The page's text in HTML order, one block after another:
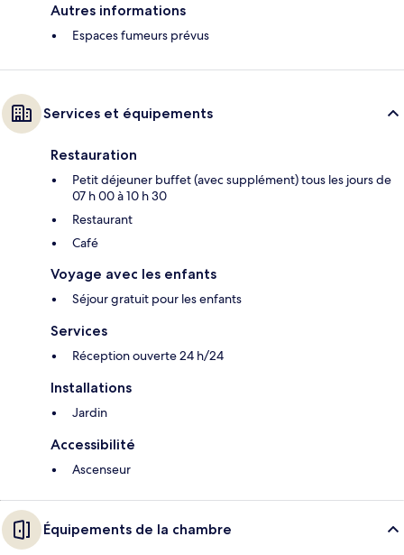
Autres informations
Espaces fumeurs prévus
Services et équipements
Restauration
Petit déjeuner buffet (avec supplément) tous les jours de
07 h 00 à 10 h 30
Restaurant
Café
Voyage avec les enfants
Séjour gratuit pour les enfants
Services
Réception ouverte 24 h/24
Installations
Jardin
Accessibilité
Ascenseur
Équipements de la chambre